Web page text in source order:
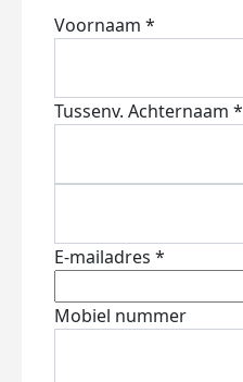
Voornaam *
Tussenv. Achternaam *
E-mailadres *
Mobiel nummer